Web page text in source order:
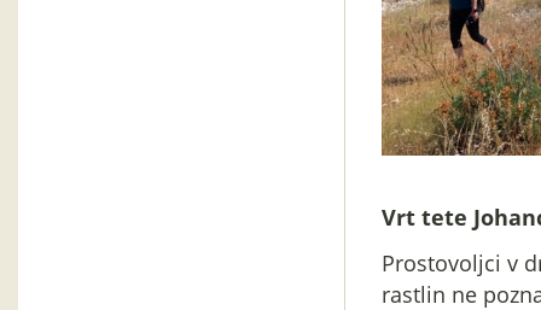
Vrt tete
Prostovoljci v
rastlin ne